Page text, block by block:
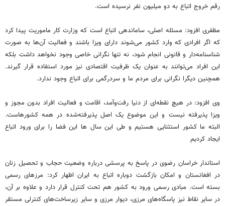
رقم خروج اتباع به دو میلیون نفر نرسیده است.
مظفری افزود: مسئله اصلی، ساماندهی اتباع است که وزارت کار ماموریت پیدا کرد
که اگر افرادی که وارد کشور می‌شوند دارای ویزا باشند و فعالیت آن‌ها به صورت
شناسنامه‌دار و قانونی انجام شود، نه تنها نگرانی خاصی وجود نخواهد داشت بلکه
این افراد می‌توانند به عنوان یک ظرفیت اقتصادی نیز مورد استفاده قرار گیرند.
همچنین دیگرا نگرانی برای مردم ما و سردرگمی برای اتباع وجود ندارد.
وی افزود: در هیچ نقطه‌ای از دنیا رفت‌وآمد، اقامت و فعالیت افراد بدون مجوز و
ویزا پذیرفته نیست و این موضوع یک اصل پذیرفته‌شده در همه کشورهاست.
البته ما کشور استثنایی هستیم و طی این سال ها این فضا را برای ورود اتباع
ایجاد کردیم
استاندار خراسان رضوی در پاسخ به پرسشی درباره وضعیت حجاب و تحصیل زنان
در افغانستان و امکان بازگشت دوباره اتباع به ایران اظهار کرد: مرزهای رسمی
بسته است. مبادی رسمی ورود به کشور هم تحت کنترل قرار دارد و علاوه بر آن،
در سایر نقاط نیز پاسگاه‌های مرزی، دیوار مرزی و سایر زیرساخت‌های کنترلی مستقر